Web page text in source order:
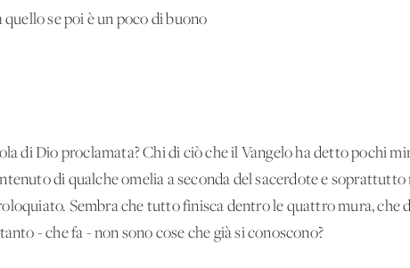
quello se poi è un poco di buono
di Dio proclamata? Chi di ciò che il Vangelo ha detto pochi
di qualche omelia a seconda del sacerdote e
Sembra che tutto finisca dentro le quattro mura, che
- che fa - non sono cose che già si conoscono?